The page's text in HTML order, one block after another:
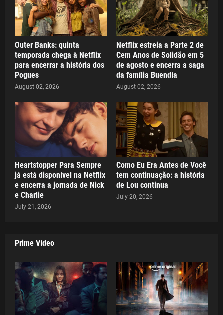
Outer Banks: quinta
temporada chega à Netflix
para encerrar a história dos
Pogues
August 02, 2026
Netflix estreia a Parte 2 de
Cem Anos de Solidão em 5
de agosto e encerra a saga
da família Buendía
August 02, 2026
Heartstopper Para Sempre
já está disponível na Netflix
e encerra a jornada de Nick
e Charlie
July 21, 2026
Como Eu Era Antes de Você
tem continuação: a história
de Lou continua
July 20, 2026
Prime Vídeo